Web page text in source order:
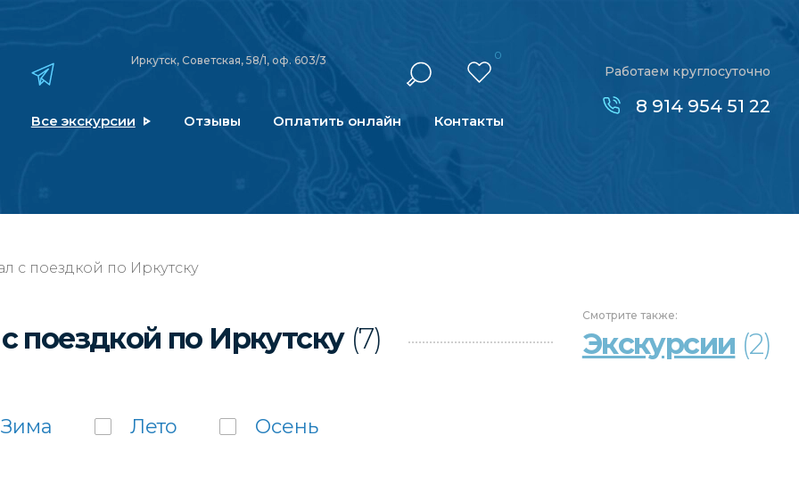
Иркутск, Советская, 58/1, оф. 603/3 0
Все экскурсии Отзывы Оплатить онлайн Контакты
Работаем круглосуточно
8 914 954 51 22
с поездкой по Иркутску
поездкой по Иркутску (7)
Смотрите также:
Экскурсии (2)
Зима Лето Осень